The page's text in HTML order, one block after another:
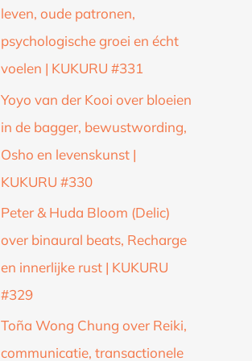
leven, oude patronen,
psychologische groei en écht
voelen | KUKURU #331
Yoyo van der Kooi over bloeien
in de bagger, bewustwording,
Osho en levenskunst |
KUKURU #330
Peter & Huda Bloom (Delic)
over binaural beats, Recharge
en innerlijke rust | KUKURU
#329
Toña Wong Chung over Reiki,
communicatie, transactionele